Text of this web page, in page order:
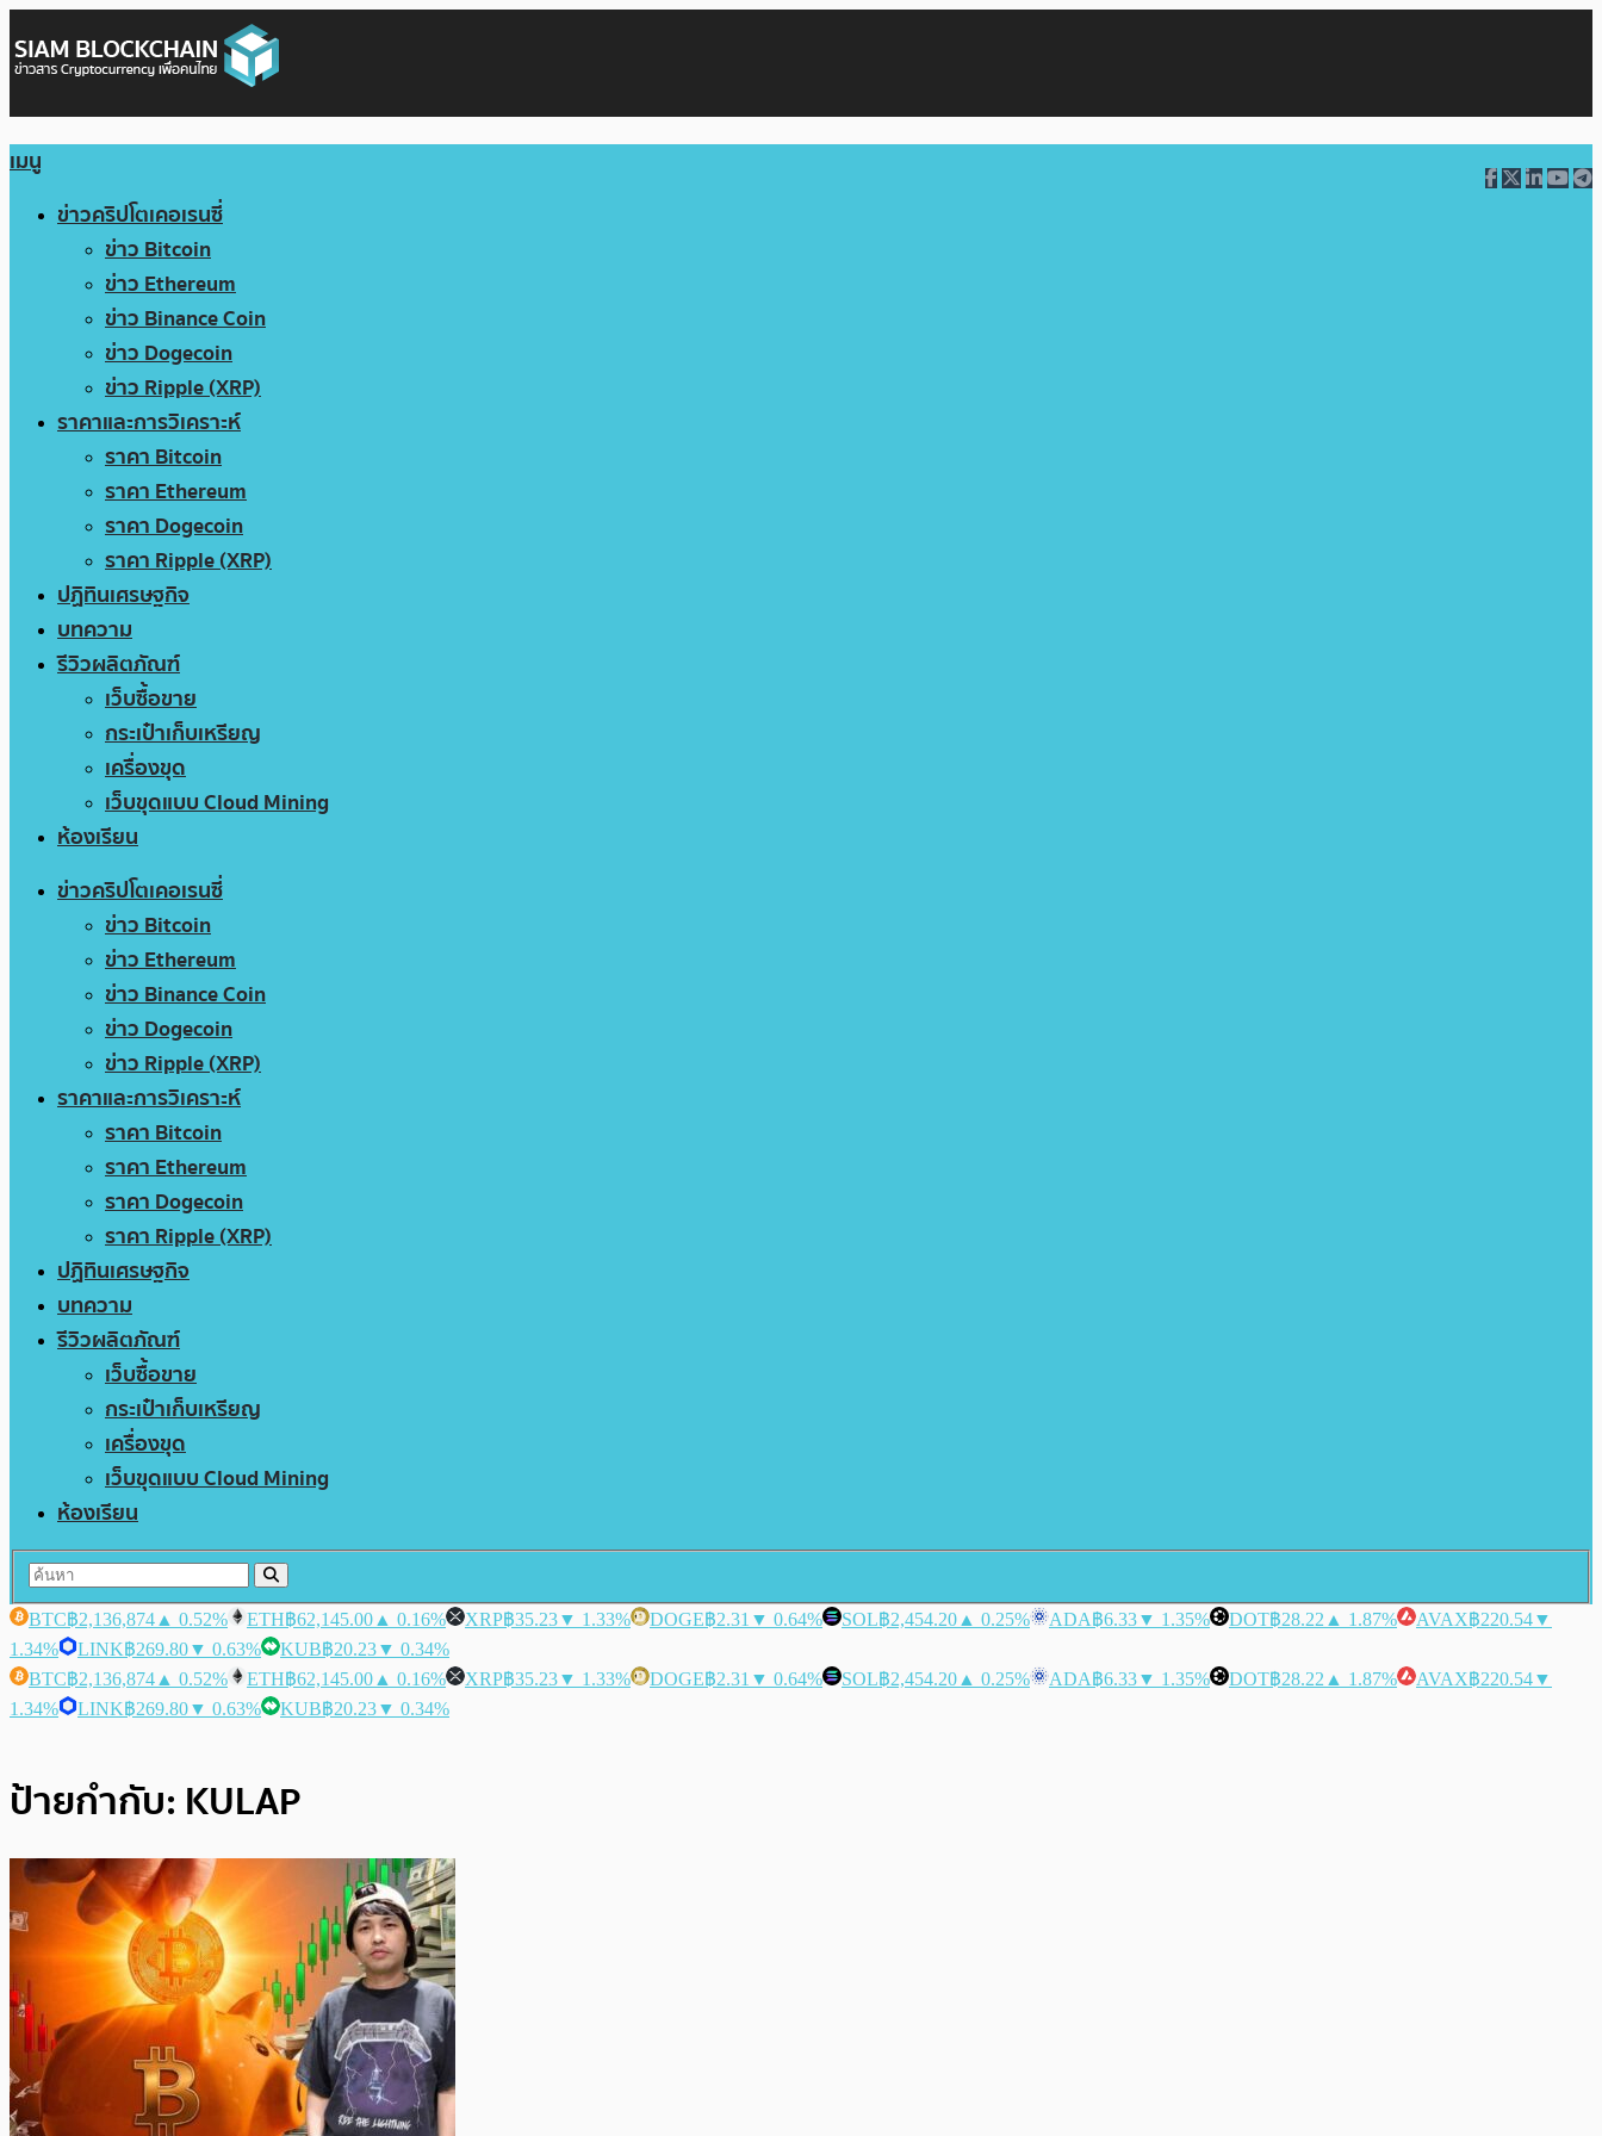
เมนู
ข่าวคริปโตเคอเรนซี่
ข่าว Bitcoin
ข่าว Ethereum
ข่าว Binance Coin
ข่าว Dogecoin
ข่าว Ripple (XRP)
ราคาและการวิเคราะห์
ราคา Bitcoin
ราคา Ethereum
ราคา Dogecoin
ราคา Ripple (XRP)
ปฏิทินเศรษฐกิจ
บทความ
รีวิวผลิตภัณฑ์
เว็บซื้อขาย
กระเป๋าเก็บเหรียญ
เครื่องขุด
เว็บขุดแบบ Cloud Mining
ห้องเรียน
ข่าวคริปโตเคอเรนซี่
ข่าว Bitcoin
ข่าว Ethereum
ข่าว Binance Coin
ข่าว Dogecoin
ข่าว Ripple (XRP)
ราคาและการวิเคราะห์
ราคา Bitcoin
ราคา Ethereum
ราคา Dogecoin
ราคา Ripple (XRP)
ปฏิทินเศรษฐกิจ
บทความ
รีวิวผลิตภัณฑ์
เว็บซื้อขาย
กระเป๋าเก็บเหรียญ
เครื่องขุด
เว็บขุดแบบ Cloud Mining
ห้องเรียน
BTC฿2,136,874 ▲ 0.52% ETH฿62,145.00 ▲ 0.16% XRP฿35.23▼ 1.33% DOGE฿2.31 ▼ 0.64% SOL฿2,454.20 ▲ 0.25% ADA฿6.33▼ 1.35% DOT฿28.22 ▲ 1.87% AVAX฿220.54▼
1.34%
LINK฿269.80▼ 0.63% KUB฿20.23▼ 0.34%
BTC฿2,136,874 ▲ 0.52% ETH฿62,145.00 ▲ 0.16% XRP฿35.23▼ 1.33% DOGE฿2.31 ▼ 0.64% SOL฿2,454.20 ▲ 0.25% ADA฿6.33▼ 1.35% DOT฿28.22 ▲ 1.87% AVAX฿220.54▼
1.34%
LINK฿269.80▼ 0.63% KUB฿20.23▼ 0.34%
ป้ายกำกับ: KULAP